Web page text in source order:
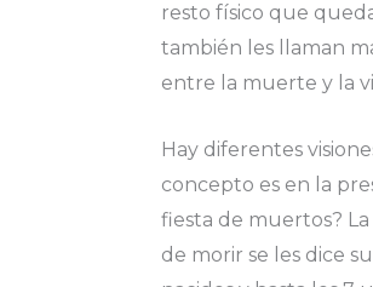
resto físico que
también les llaman
entre la muerte y la
Hay diferentes
concepto es en la
fiesta de muertos?
de morir se les dice